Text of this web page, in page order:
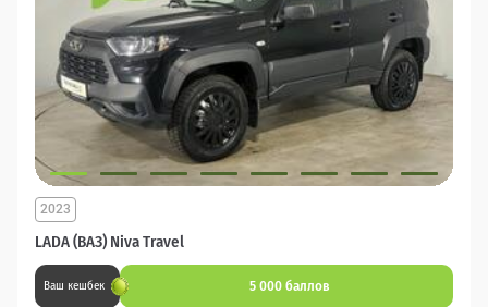
LADA (ВАЗ) Niva Travel
2023
Ваш кешбек 5 000 баллов